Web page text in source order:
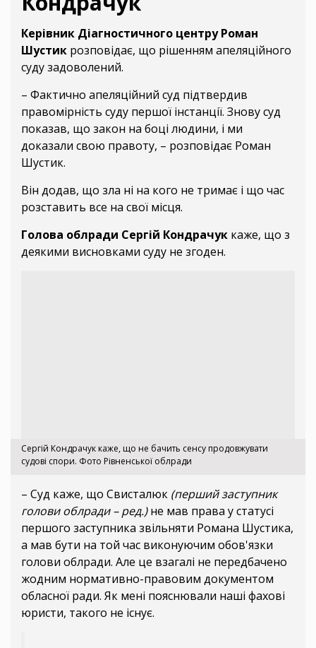
Керівник Діагностичного центру Роман
Шустик розповідає, що рішенням апеляційного
суду задоволений.
– Фактично апеляційний суд підтвердив
правомірність суду першої інстанції. Знову суд
показав, що закон на боці людини, і ми
доказали свою правоту, – розповідає Роман
Шустик.
Він додав, що зла ні на кого не тримає і що час
розставить все на свої місця.
Голова облради Сергій Кондрачук каже, що з
деякими висновками суду не згоден.
Сергій Кондрачук каже, що не бачить сенсу продовжувати
судові спори. Фото Рівненської облради
– Суд каже, що Свисталюк (перший заступник
голови облради – ред.)не мав права у статусі
першого заступника звільняти Романа Шустика,
а мав бути на той час виконуючим обов'язки
голови облради. Але це взагалі не передбачено
жодним нормативно-правовим документом
обласної ради. Як мені пояснювали наші фахові
юристи, такого не існує.